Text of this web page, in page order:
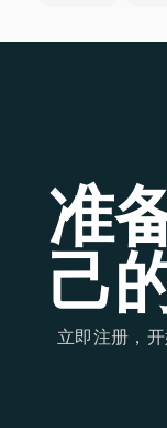
准
己
立即注册，